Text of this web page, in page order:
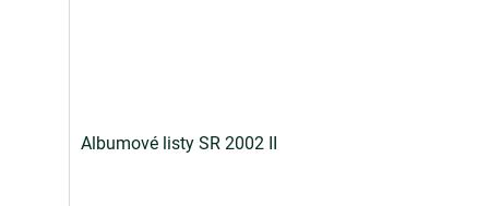
Albumové listy SR 2002 II